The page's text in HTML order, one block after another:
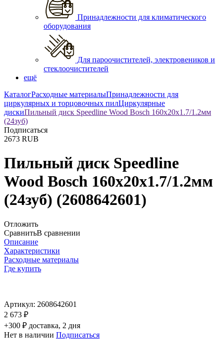
Принадлежности для климатического
оборудования
Для пароочистителей, электровеников и
стеклоочистителей
ещё
КаталогРасходные материалыПринадлежности для
циркулярных и торцовочных пилЦиркулярные
дискиПильный диск Speedline Wood Bosch 160x20x1.7/1.2мм
(24зуб)
Подписаться
2673 RUB
Пильный диск Speedline
Wood Bosch 160x20x1.7/1.2мм
(24зуб) (2608642601)
Отложить
СравнитьВ сравнении
Описание
Характеристики
Расходные материалы
Где купить
Артикул: 2608642601
2 673 ₽
+300 ₽ доставка, 2 дня
Нет в наличии Подписаться